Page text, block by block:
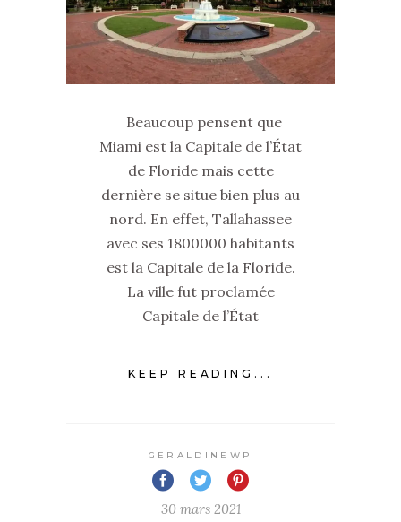
Beaucoup pensent que
Miami est la Capitale de l’État
de Floride mais cette
dernière se situe bien plus au
nord. En effet, Tallahassee
avec ses 1800000 habitants
est la Capitale de la Floride.
La ville fut proclamée
Capitale de l’État
KEEP READING...
GERALDINEWP
30 mars 2021